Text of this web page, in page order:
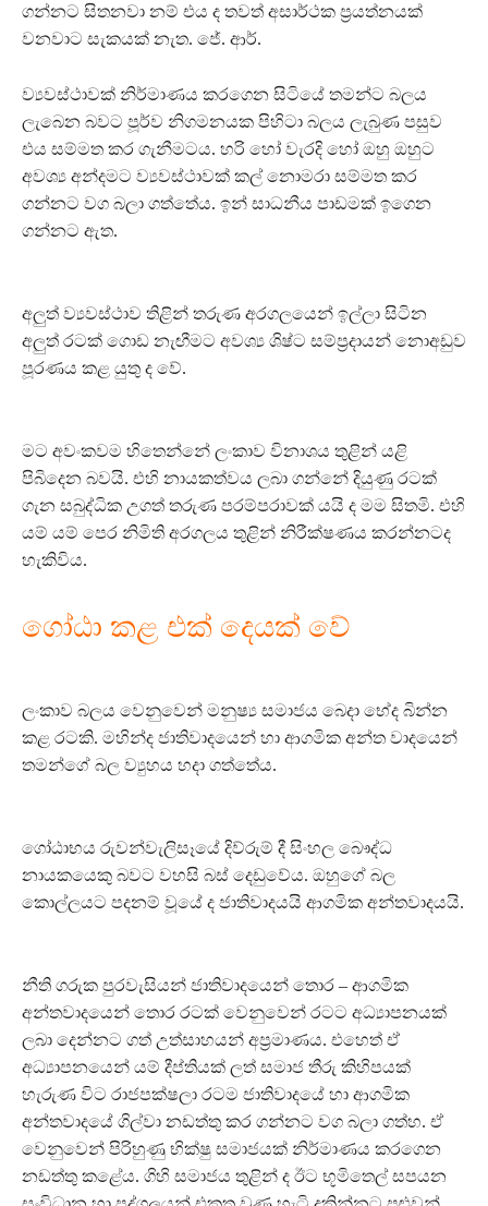
ගන්නට සිතනවා නම් එය ද තවත් අසාර්ථක ප්‍රයත්නයක්
වනවාට සැකයක් නැත. ජේ. ආර්.
ව්‍යවස්ථාවක් නිර්මාණය කරගෙන සිටියේ තමන්ට බලය
ලැබෙන බවට පූර්ව නිගමනයක පිහිටා බලය ලැබුණ පසුව
එය සම්මත කර ගැනීමටය. හරි හෝ වැරදි හෝ ඔහු ඔහුට
අවශ්‍ය අන්දමට ව්‍යවස්ථාවක් කල් නොමරා සම්මත කර
ගන්නට වග බලා ගත්තේය. ඉන් සාධනීය පාඩමක් ඉගෙන
ගන්නට ඇත.
අලුත් ව්‍යවස්ථාව තිළින් තරුණ අරගලයෙන් ඉල්ලා සිටින
අලුත් රටක් ගොඩ නැඟීමට අවශ්‍ය ශිෂ්ට සම්ප්‍රදායන් නොඅඩුව
පූරණය කළ යුතු ද වේ.
මට අවංකවම හිතෙන්නේ ලංකාව විනාශය තුළින් යළි
පිබිදෙන බවයි. එහි නායකත්වය ලබා ගන්නේ දියුණු රටක්
ගැන සබුද්ධික උගත් තරුණ පරම්පරාවක් යයි ද මම සිතමි. එහි
යම් යම් පෙර නිමිති අරගලය තුළින් නිරීක්ෂණය කරන්නටද
හැකිවිය.
ගෝඨා කළ එක් දෙයක් වේ
ලංකාව බලය වෙනුවෙන් මනුෂ්‍ය සමාජය බෙදා භේද බින්න
කළ රටකි. මහින්ද ජාතිවාදයෙන් හා ආගමික අන්ත වාදයෙන්
තමන්ගේ බල ව්‍යුහය හදා ගත්තේය.
ගෝඨාභය රුවන්වැලිසෑයේ දිව්රුම් දී සිංහල බෞද්ධ
නායකයෙකු බවට වහසි බස් දෙඩුවේය. ඔහුගේ බල
කොල්ලයට පදනම් වූයේ ද ජාතිවාදයයි ආගමික අන්තවාදයයි.
නීති ගරුක පුරවැසියන් ජාතිවාදයෙන් තොර – ආගමික
අන්තවාදයෙන් තොර රටක් වෙනුවෙන් රටට අධ්‍යාපනයක්
ලබා දෙන්නට ගත් උත්සාහයන් අප්‍රමාණය. එහෙත් ඒ
අධ්‍යාපනයෙන් යම් දීප්තියක් ලත් සමාජ තීරු කිහිපයක්
හැරුණ විට රාජපක්ෂලා රටම ජාතිවාදයේ හා ආගමික
අන්තවාදයේ ගිල්වා නඩත්තු කර ගන්නට වග බලා ගත්හ. ඒ
වෙනුවෙන් පිරිහුණු භික්ෂු සමාජයක් නිර්මාණය කරගෙන
නඩත්තු කළේය. ගිහි සමාජය තුළින් ද ඊට භූමිතෙල් සපයන